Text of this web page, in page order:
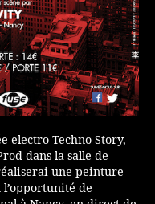
electro Techno Story,
dans la salle de
une peinture
l’opportunité de